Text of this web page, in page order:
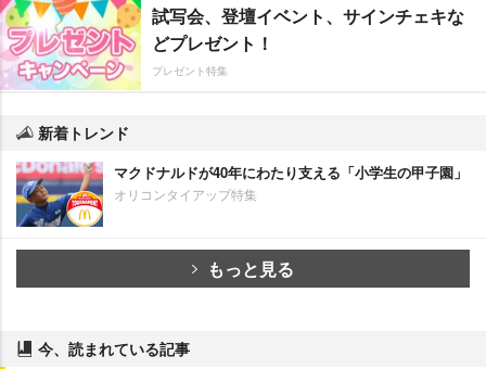
試写会、登壇イベント、サインチェキな
どプレゼント！
プレゼント特集
新着トレンド
マクドナルドが40年にわたり支える「小学生の甲子園」
オリコンタイアップ特集
もっと見る
今、読まれている記事